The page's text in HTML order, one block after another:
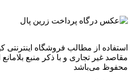
استفاده از مطالب فروشگاه
مقاصد غیر تجاری و با ذکر منبع
محفوظ می‌باشد